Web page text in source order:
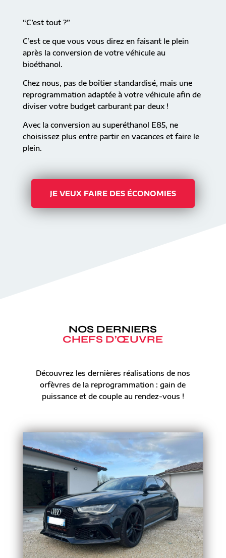
“C’est tout ?”
C’est ce que vous vous direz en faisant le plein
après la conversion de votre véhicule au
bioéthanol.
Chez nous, pas de boîtier standardisé, mais une
reprogrammation adaptée à votre véhicule afin de
diviser votre budget carburant par deux !
Avec la conversion au superéthanol E85, ne
choisissez plus entre partir en vacances et faire le
plein.
JE VEUX FAIRE DES ÉCONOMIES
NOS DERNIERS
CHEFS D’ŒUVRE
Découvrez les dernières réalisations de nos
orfèvres de la reprogrammation : gain de
puissance et de couple au rendez-vous !